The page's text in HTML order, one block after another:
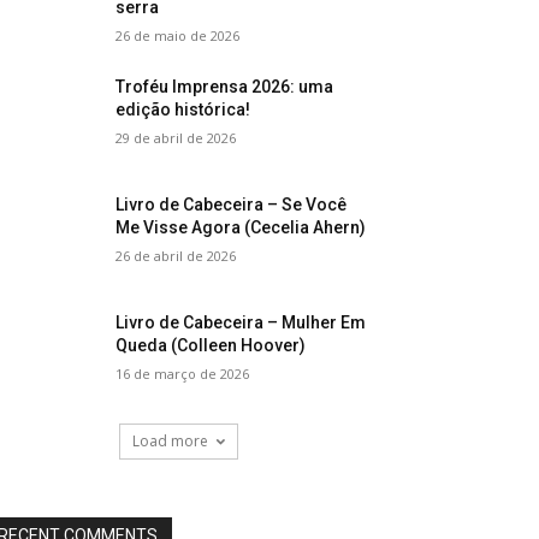
serra
26 de maio de 2026
Troféu Imprensa 2026: uma
edição histórica!
29 de abril de 2026
Livro de Cabeceira – Se Você
Me Visse Agora (Cecelia Ahern)
26 de abril de 2026
Livro de Cabeceira – Mulher Em
Queda (Colleen Hoover)
16 de março de 2026
Load more
COMMENTS